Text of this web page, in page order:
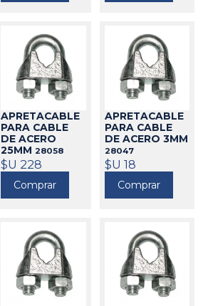
APRETACABLE
PARA CABLE
DE ACERO
25MM28058
$U 228
Comprar
APRETACABLE
PARA CABLE
DE ACERO 3MM
28047
$U 18
Comprar